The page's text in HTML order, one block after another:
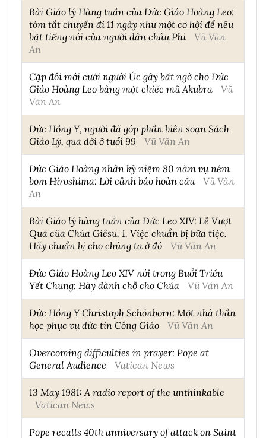
Bài Giáo lý Hàng tuần của Đức Giáo Hoàng Leo:
tóm tắt chuyến đi 11 ngày như một cơ hội để nêu
bật tiếng nói của người dân châu Phi
Vũ Văn
An
Cặp đôi mới cưới người Úc gây bất ngờ cho Đức
Giáo Hoàng Leo bằng một chiếc mũ Akubra
Vũ
Văn An
Đức Hồng Y, người đã góp phần biên soạn Sách
Giáo Lý, qua đời ở tuổi 99
Vũ Văn An
Đức Giáo Hoàng nhân kỷ niệm 80 năm vụ ném
bom Hiroshima: Lời cảnh báo hoàn cầu
Vũ Văn
An
Bài Giáo lý hàng tuần của Đức Leo XIV: Lễ Vượt
Qua của Chúa Giêsu. 1. Việc chuẩn bị bữa tiệc.
Hãy chuẩn bị cho chúng ta ở đó
Vũ Văn An
Đức Giáo Hoàng Leo XIV nói trong Buổi Triều
Yết Chung: Hãy dành chỗ cho Chúa
Vũ Văn An
Đức Hồng Y Christoph Schönborn: Một nhà thần
học phục vụ đức tin Công Giáo
Vũ Văn An
Overcoming difficulties in prayer: Pope at
General Audience
Vatican News
13 May 1981: A radio report of the unthinkable
Vatican News
Pope recalls 40th anniversary of attack on Saint